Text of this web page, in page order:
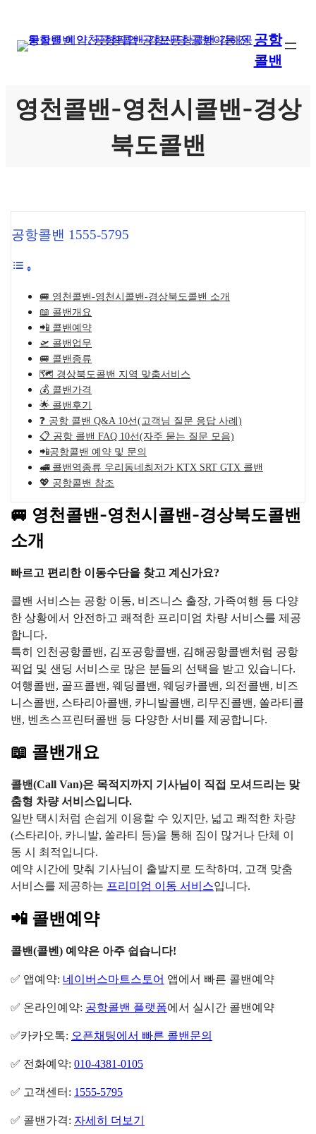
공항
콜밴
영천콜밴-영천시콜밴-경상
북도콜밴
공항콜밴 1555-5795
🚐 영천콜밴-영천시콜밴-경상북도콜밴 소개
📖 콜밴개요
📲 콜밴예약
🛫 콜밴업무
🚐 콜밴종류
🗺️ 경상북도콜밴 지역 맞춤서비스
💰 콜밴가격
🌟 콜밴후기
❓ 공항 콜밴 Q&A 10선(고객님 질문 응답 사례)
📋 공항 콜밴 FAQ 10선(자주 묻는 질문 모음)
📲공항콜밴 예약 및 문의
🚅 콜밴역종류 우리동네최저가 KTX SRT GTX 콜밴
💖 공항콜밴 참조
🚐 영천콜밴-영천시콜밴-경상북도콜밴
소개
빠르고 편리한 이동수단을 찾고 계신가요?
콜밴 서비스는 공항 이동, 비즈니스 출장, 가족여행 등 다양
한 상황에서 안전하고 쾌적한 프리미엄 차량 서비스를 제공
합니다.
특히 인천공항콜밴, 김포공항콜밴, 김해공항콜밴처럼 공항
픽업 및 샌딩 서비스로 많은 분들의 선택을 받고 있습니다.
여행콜밴, 골프콜밴, 웨딩콜밴, 웨딩카콜밴, 의전콜밴, 비즈
니스콜밴, 스타리아콜밴, 카니발콜밴, 리무진콜밴, 쏠라티콜
밴, 벤츠스프린터콜밴 등 다양한 서비를 제공합니다.
📖 콜밴개요
콜밴(Call Van)은 목적지까지 기사님이 직접 모셔드리는 맞
춤형 차량 서비스입니다.
일반 택시처럼 손쉽게 이용할 수 있지만, 넓고 쾌적한 차량
(스타리아, 카니발, 쏠라티 등)을 통해 짐이 많거나 단체 이
동 시 최적입니다.
예약 시간에 맞춰 기사님이 출발지로 도착하며, 고객 맞춤
서비스를 제공하는 프리미엄 이동 서비스입니다.
📲 콜밴예약
콜밴(콜벤) 예약은 아주 쉽습니다!
✅ 앱예약: 네이버스마트스토어 앱에서 빠른 콜밴예약
✅ 온라인예약: 공항콜밴 플랫폼에서 실시간 콜밴예약
✅카카오톡: 오픈채팅에서 빠른 콜밴문의
✅ 전화예약:010-4381-0105
✅ 고객센터: 1555-5795
✅ 콜밴가격: 자세히 더보기